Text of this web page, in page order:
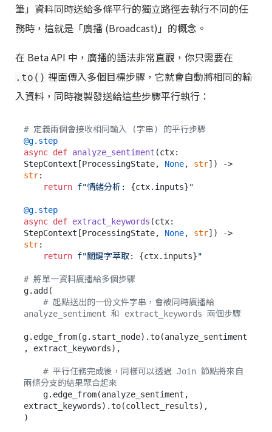
筆」資料同時送給多條平行的獨立路徑去執行不同的任
務時，這就是「廣播 (Broadcast)」的概念。
在 Beta API 中，廣播的語法非常直觀，你只需要在
.to() 裡面傳入多個目標步驟，它就會自動將相同的輸
入資料，同時複製發送給這些步驟平行執行：
# 定義兩個會接收相同輸入 (字串) 的平行步驟
@g.step
async def analyze_sentiment (ctx:
StepContext[ProcessingState, None, str]
str:
return f"情緒分析: {ctx.inputs}"
@g.step
async def extract_keywords (ctx:
StepContext[ProcessingState, None, str]
str:
return f"關鍵字萃取: {ctx.inputs}"
# 將單一資料廣播給多個步驟
g.add(
# 起點送出的一份文件字串，會被同時廣播給
analyze_sentiment 和 extract_keywords 兩個步驟
g.edge_from(g.start_node).to(analyze_sentiment
, extract_keywords),
# 平行任務完成後，同樣可以透過 Join 節點將來自
兩條分支的結果聚合起來
extract_keywords).to(collect_results),